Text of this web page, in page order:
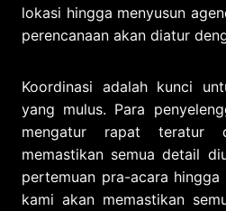
lokasi hingga menyusun
perencanaan akan diatur
Koordinasi adalah kunci
yang mulus. Para
mengatur rapat teratur
memastikan semua detail
pertemuan pra-acara
kami akan memastikan